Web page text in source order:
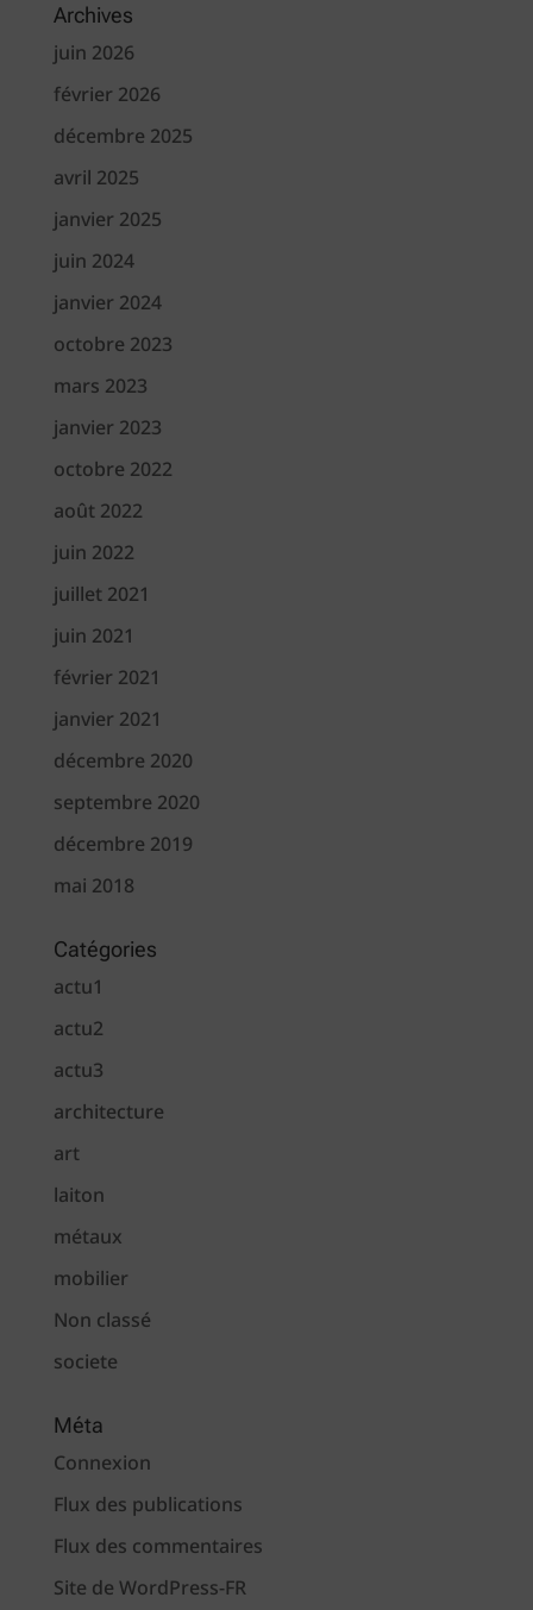
Archives
juin 2026
février 2026
décembre 2025
avril 2025
janvier 2025
juin 2024
janvier 2024
octobre 2023
mars 2023
janvier 2023
octobre 2022
août 2022
juin 2022
juillet 2021
juin 2021
février 2021
janvier 2021
décembre 2020
septembre 2020
décembre 2019
mai 2018
Catégories
actu1
actu2
actu3
architecture
art
laiton
métaux
mobilier
Non classé
societe
Méta
Connexion
Flux des publications
Flux des commentaires
Site de WordPress-FR